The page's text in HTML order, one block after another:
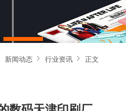
新闻动态 行业资讯 正文